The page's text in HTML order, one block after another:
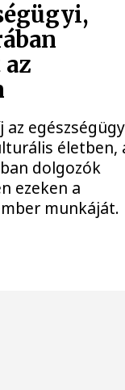
az
életben,
dolgozók
ezeken a
munkáját.